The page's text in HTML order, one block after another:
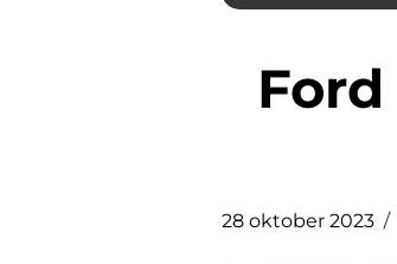
Ford elbil – en dybdegående
28 oktober 2023